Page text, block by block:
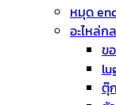
หมุด
อะไหล่ก
ข
ตุ๊